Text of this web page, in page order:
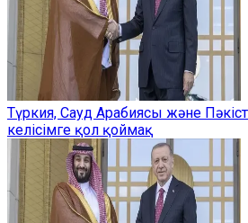
Түркия, Сауд Арабиясы және
келісімге қол қоймақ